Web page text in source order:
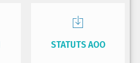
STATUTS AOO